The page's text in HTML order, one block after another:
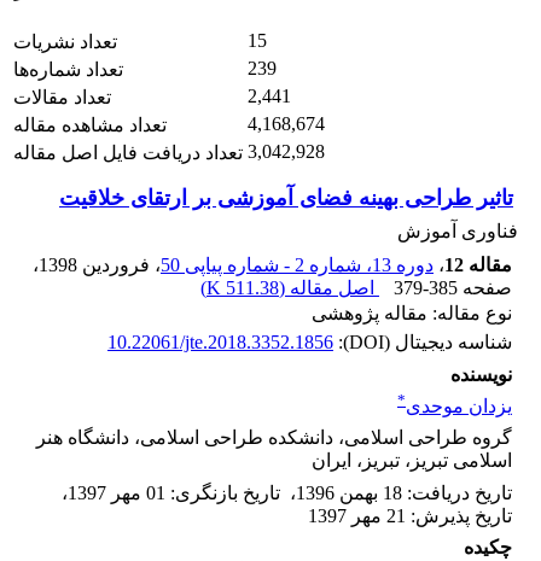
تعداد نشریات
15
تعداد شماره‌ها
239
تعداد مقالات
2,441
تعداد مشاهده مقاله
4,168,674
تعداد دریافت فایل اصل مقاله 3,042,928
تاثیر طراحی بهینه فضای آموزشی بر ارتقای خلاقیت
فناوری آموزش
مقاله 12
، دوره 13، شماره 2 - شماره پیاپی 50 ، فروردین 1398
،
صفحه 379-385 اصل مقاله (511.38 K
)
نوع مقاله: مقاله پژوهشی
شناسه دیجیتال (DOI):
10.22061/jte.2018.3352.1856
نویسنده
یزدان موحدی*
گروه طراحی اسلامی، دانشکده طراحی اسلامی، دانشگاه هنر
اسلامی تبریز، تبریز، ایران
تاریخ دریافت: 18 بهمن 1396 ، تاریخ بازنگری: 01 مهر 1397
،
تاریخ پذیرش: 21 مهر 1397
چکیده